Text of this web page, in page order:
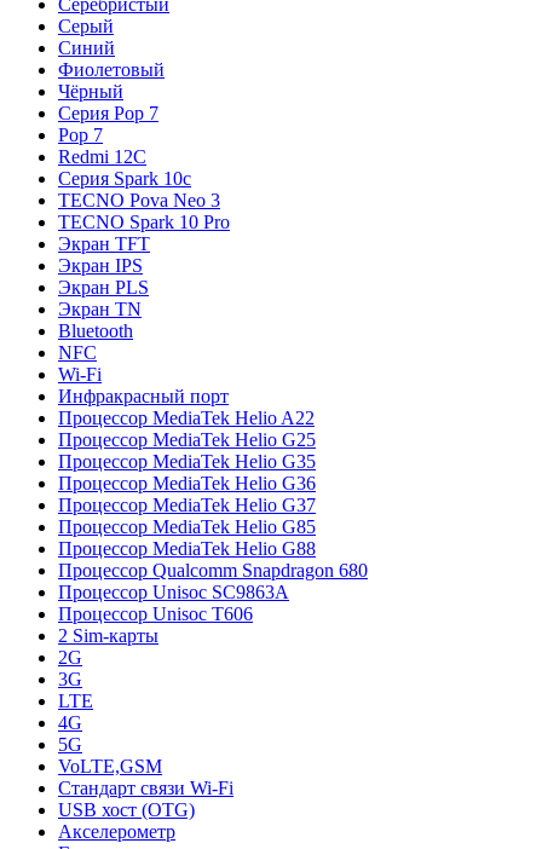
Серый
Синий
Фиолетовый
Чёрный
Серия Pop 7
Pop 7
Redmi 12C
Серия Spark 10c
TECNO Pova Neo 3
TECNO Spark 10 Pro
Экран TFT
Экран IPS
Экран PLS
Экран TN
Bluetooth
NFC
Wi-Fi
Инфракрасный порт
Процессор MediaTek Helio A22
Процессор MediaTek Helio G25
Процессор MediaTek Helio G35
Процессор MediaTek Helio G36
Процессор MediaTek Helio G37
Процессор MediaTek Helio G85
Процессор MediaTek Helio G88
Процессор Qualcomm Snapdragon 680
Процессор Unisoc SC9863A
Процессор Unisoc T606
2 Sim-карты
2G
3G
LTE
4G
5G
VoLTE,GSM
Стандарт связи Wi-Fi
USB хост (OTG)
Акселерометр